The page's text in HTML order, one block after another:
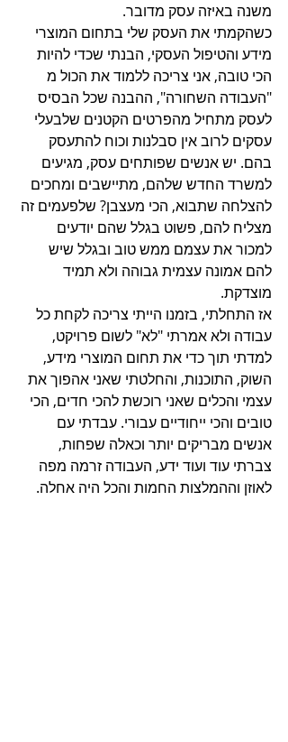
משנה באיזה עסק מדובר.
כשהקמתי את העסק שלי בתחום המוצרי
מידע והטיפול העסקי, הבנתי שכדי להיות
הכי טובה, אני צריכה ללמוד את הכול מ
"העבודה השחורה", ההבנה שכל הבסיס
לעסק מתחיל מהפרטים הקטנים שלבעלי
עסקים לרוב אין סבלנות וכוח להתעסק
בהם. יש אנשים שפותחים עסק, מגיעים
למשרד החדש שלהם, מתיישבים ומחכים
להצלחה שתבוא, הכי מעצבן? שלפעמים זה
מצליח להם, פשוט בגלל שהם יודעים
למכור את עצמם ממש טוב ובגלל שיש
להם אמונה עצמית גבוהה ולא תמיד
מוצדקת.
אז התחלתי, בזמנו הייתי צריכה לקחת כל
עבודה ולא אמרתי "לא" לשום פרויקט,
למדתי תוך כדי את תחום המוצרי מידע,
השוק, התוכנות, והחלטתי שאני אהפוך את
עצמי והכלים שאני רוכשת להכי חדים, הכי
טובים והכי ייחודיים עבורי. עבדתי עם
אנשים מבריקים יותר וכאלה שפחות,
צברתי עוד ועוד ידע, העבודה זרמה מפה
לאוזן וההמלצות החמות והכל היה אחלה.